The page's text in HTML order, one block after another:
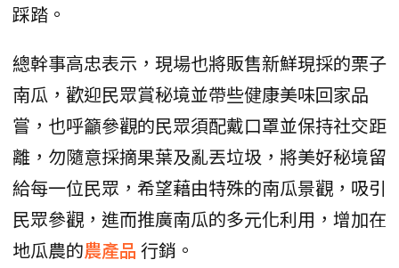
踩踏。
總幹事高忠表示，現場也將販售新鮮現採的栗子
南瓜，歡迎民眾賞秘境並帶些健康美味回家品
嘗，也呼籲參觀的民眾須配戴口罩並保持社交距
離，勿隨意採摘果葉及亂丟垃圾，將美好秘境留
給每一位民眾，希望藉由特殊的南瓜景觀，吸引
民眾參觀，進而推廣南瓜的多元化利用，增加在
地瓜農的農產品 行銷。